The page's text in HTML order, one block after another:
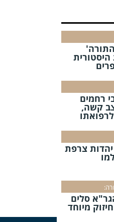
היסטורית
רחמים
קשה,
צרפת
סלים
מיוחד